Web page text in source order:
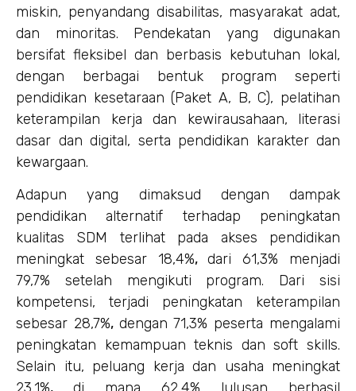
miskin, penyandang disabilitas, masyarakat adat,
dan minoritas. Pendekatan yang digunakan
bersifat fleksibel dan berbasis kebutuhan lokal,
dengan berbagai bentuk program seperti
pendidikan kesetaraan (Paket A, B, C), pelatihan
keterampilan kerja dan kewirausahaan, literasi
dasar dan digital, serta pendidikan karakter dan
kewargaan.
Adapun yang dimaksud dengan dampak
pendidikan alternatif terhadap peningkatan
kualitas SDM terlihat pada akses pendidikan
meningkat sebesar 18,4%,dari 61,3% menjadi
79,7% setelah mengikuti program. Dari sisi
kompetensi, terjadi peningkatan keterampilan
sebesar 28,7%, dengan 71,3% peserta mengalami
peningkatan kemampuan teknis dan soft skills.
Selain itu, peluang kerja dan usaha meningkat